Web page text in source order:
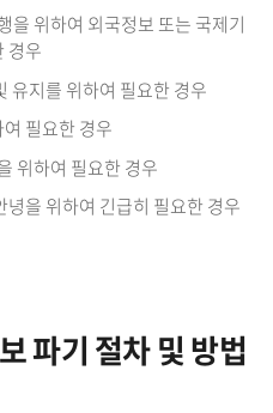
을 위하여 외국정보 또는 국제기
경우
유지를 위하여 필요한 경우
필요한 경우
위하여 필요한 경우
을 위하여 긴급히 필요한 경우
파기 절차 및 방법